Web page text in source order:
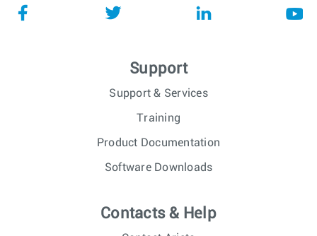
Support
Support & Services
Training
Product Documentation
Software Downloads
Contacts & Help